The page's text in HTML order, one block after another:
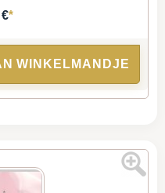
*
WINKELMANDJE